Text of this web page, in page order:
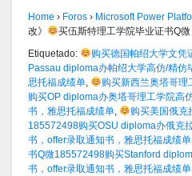
Home › Foros › Microsoft Power
改》
买伍斯特理工学院毕业证书Q
Etiquetado:
购买德国帕绍大学文
Passau diploma办帕绍大学高仿/精仿
思托福成绩单,
购买新西兰奥塔哥
购买OP diploma办奥塔哥理工学院高
书，雅思托福成绩单,
购买美国俄克
185572498购买OSU diploma办俄克
书，offer录取通知书，雅思托福成绩单
书Q微185572498购买Stanford
书，offer录取通知书，雅思托福成绩单